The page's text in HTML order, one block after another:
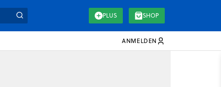
PLUS SHOP
ANMELDEN